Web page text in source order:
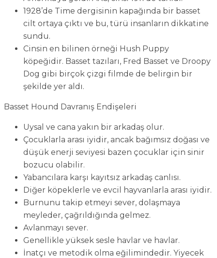
1928’de Time dergisinin kapağında bir basset
cilt ortaya çıktı ve bu, türü insanların dikkatine
sundu.
Cinsin en bilinen örneği Hush Puppy
köpeğidir. Basset tazıları, Fred Basset ve Droopy
Dog gibi birçok çizgi filmde de belirgin bir
şekilde yer aldı.
Basset Hound Davranış Endişeleri
Uysal ve cana yakın bir arkadaş olur.
Çocuklarla arası iyidir, ancak bağımsız doğası ve
düşük enerji seviyesi bazen çocuklar için sinir
bozucu olabilir.
Yabancılara karşı kayıtsız arkadaş canlısı.
Diğer köpeklerle ve evcil hayvanlarla arası iyidir.
Burnunu takip etmeyi sever, dolaşmaya
meyleder, çağrıldığında gelmez.
Avlanmayı sever.
Genellikle yüksek sesle havlar ve havlar.
İnatçı ve metodik olma eğilimindedir. Yiyecek